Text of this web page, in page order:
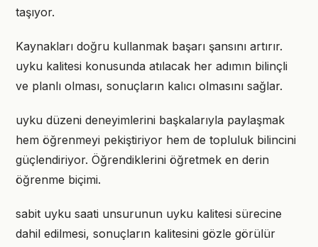
taşıyor.
Kaynakları doğru kullanmak başarı şansını artırır.
uyku kalitesi konusunda atılacak her adımın bilinçli
ve planlı olması, sonuçların kalıcı olmasını sağlar.
uyku düzeni deneyimlerini başkalarıyla paylaşmak
hem öğrenmeyi pekiştiriyor hem de topluluk bilincini
güçlendiriyor. Öğrendiklerini öğretmek en derin
öğrenme biçimi.
sabit uyku saati unsurunun uyku kalitesi sürecine
dahil edilmesi, sonuçların kalitesini gözle görülür